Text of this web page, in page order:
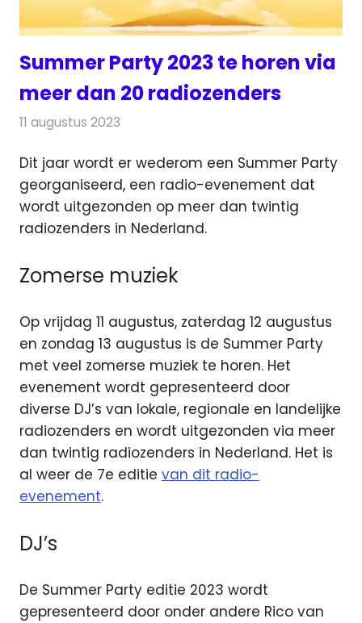
Summer Party 2023 te horen via
meer dan 20 radiozenders
11 augustus 2023
Dit jaar wordt er wederom een Summer Party
georganiseerd, een radio-evenement dat
wordt uitgezonden op meer dan twintig
radiozenders in Nederland.
Zomerse muziek
Op vrijdag 11 augustus, zaterdag 12 augustus
en zondag 13 augustus is de Summer Party
met veel zomerse muziek te horen. Het
evenement wordt gepresenteerd door
diverse DJ’s van lokale, regionale en landelijke
radiozenders en wordt uitgezonden via meer
dan twintig radiozenders in Nederland. Het is
al weer de 7e editie van dit radio-
evenement.
DJ’s
De Summer Party editie 2023 wordt
gepresenteerd door onder andere Rico van